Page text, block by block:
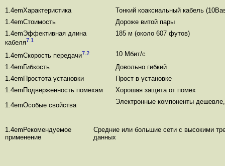
1.4emХарактеристика
Тонкий коаксиальный кабель
1.4emСтоимость
Дороже витой пары
1.4emЭффективная длина
кабеля7.1
185 м (около 607 футов)
1.4emСкорость передачи7.2
10 Мбит/с
1.4emГибкость
Довольно гибкий
1.4emПростота установки
Прост в установке
1.4emПодверженность помехам
Хорошая защита от помех
1.4emОсобые свойства
Электронные компоненты
1.4emРекомендуемое
применение
Средние или большие сети с высокими
данных